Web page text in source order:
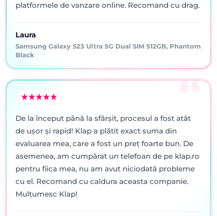
platformele de vanzare online. Recomand cu drag.
Laura
Samsung Galaxy S23 Ultra 5G Dual SIM 512GB, Phantom
Black
De la început până la sfârșit, procesul a fost atât
de ușor și rapid! Klap a plătit exact suma din
evaluarea mea, care a fost un preț foarte bun. De
asemenea, am cumpărat un telefoan de pe klap.ro
pentru fiica mea, nu am avut niciodată probleme
cu el. Recomand cu caldura aceasta companie.
Mulțumesc Klap!